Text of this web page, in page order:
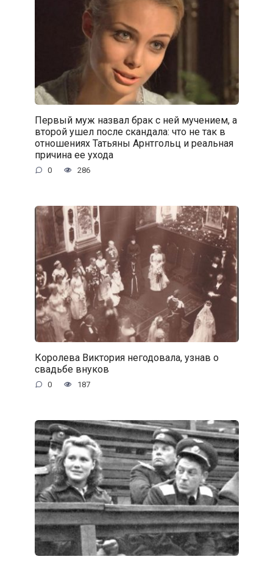
Первый муж назвал брак с ней мучением, а
второй ушел после скандала: что не так в
отношениях Татьяны Арнтгольц и реальная
причина ее ухода
0 286
Королева Виктория негодовала, узнав о
свадьбе внуков
0 187